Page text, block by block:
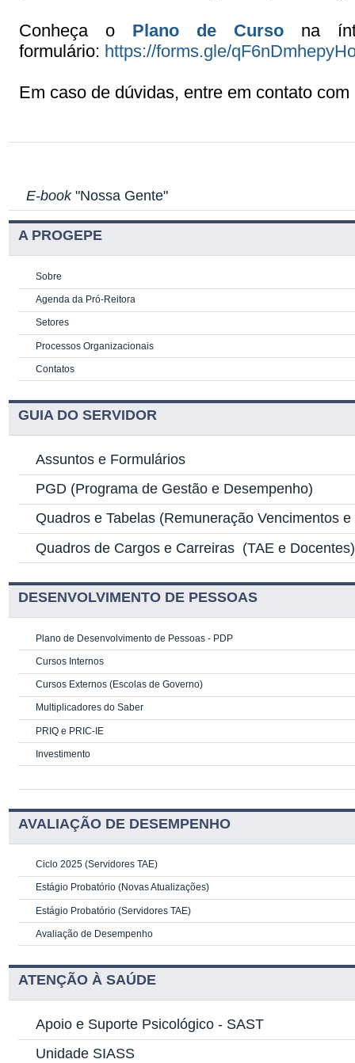
Conheça o Plano de Curso na
formulário: https://forms.gle/
Em caso de dúvidas, entre em contato com
E-book"Nossa Gente"
A PROGEPE
Sobre
Agenda da Pró-Reitora
Setores
Processos Organizacionais
Contatos
GUIA DO SERVIDOR
Assuntos e Formulários
PGD (Programa de Gestão e Desempenho)
Quadros e Tabelas (Remuneração Vencimentos
Quadros de Cargos e Carreiras (TAE e Docentes)
DESENVOLVIMENTO DE PESSOAS
Plano de Desenvolvimento de Pessoas - PDP
Cursos Internos
Cursos Externos (Escolas de Governo)
Multiplicadores do Saber
PRIQ e PRIC-IE
Investimento
AVALIAÇÃO DE DESEMPENHO
Ciclo 2025 (Servidores TAE)
Estágio Probatório (Novas Atualizações)
Estágio Probatório (Servidores TAE)
Avaliação de Desempenho
ATENÇÃO À SAÚDE
Apoio e Suporte Psicológico - SAST
Unidade SIASS